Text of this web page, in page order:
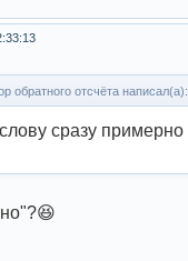
обратного отсчёта написал(а):
сразу